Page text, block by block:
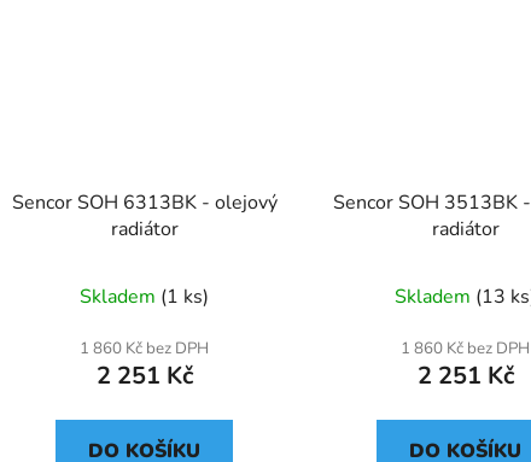
Sencor SOH 6313BK - olejový
radiátor
Skladem (1 ks)
1 860 Kč bez DPH
2 251 Kč
DO KOŠÍKU
Sencor SOH 3513BK
radiátor
Skladem (13
1 860 Kč bez DPH
2 251 Kč
DO KOŠÍKU